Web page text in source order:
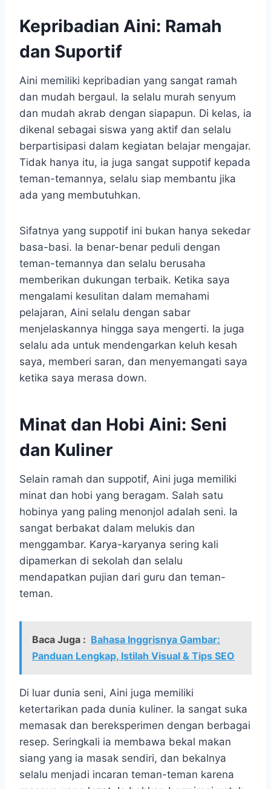
Kepribadian Aini: Ramah
dan Suportif
Aini memiliki kepribadian yang sangat ramah
dan mudah bergaul. Ia selalu murah senyum
dan mudah akrab dengan siapapun. Di kelas, ia
dikenal sebagai siswa yang aktif dan selalu
berpartisipasi dalam kegiatan belajar mengajar.
Tidak hanya itu, ia juga sangat suppotif kepada
teman-temannya, selalu siap membantu jika
ada yang membutuhkan.
Sifatnya yang suppotif ini bukan hanya sekedar
basa-basi. Ia benar-benar peduli dengan
teman-temannya dan selalu berusaha
memberikan dukungan terbaik. Ketika saya
mengalami kesulitan dalam memahami
pelajaran, Aini selalu dengan sabar
menjelaskannya hingga saya mengerti. Ia juga
selalu ada untuk mendengarkan keluh kesah
saya, memberi saran, dan menyemangati saya
ketika saya merasa down.
Minat dan Hobi Aini: Seni
dan Kuliner
Selain ramah dan suppotif, Aini juga memiliki
minat dan hobi yang beragam. Salah satu
hobinya yang paling menonjol adalah seni. Ia
sangat berbakat dalam melukis dan
menggambar. Karya-karyanya sering kali
dipamerkan di sekolah dan selalu
mendapatkan pujian dari guru dan teman-
teman.
Baca Juga : Bahasa Inggrisnya Gambar:
Panduan Lengkap, Istilah Visual & Tips SEO
Di luar dunia seni, Aini juga memiliki
ketertarikan pada dunia kuliner. Ia sangat suka
memasak dan bereksperimen dengan berbagai
resep. Seringkali ia membawa bekal makan
siang yang ia masak sendiri, dan bekalnya
selalu menjadi incaran teman-teman karena